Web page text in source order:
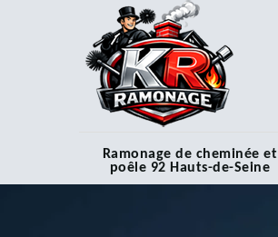
Ramonage de cheminée et
poêle 92 Hauts-de-Seine